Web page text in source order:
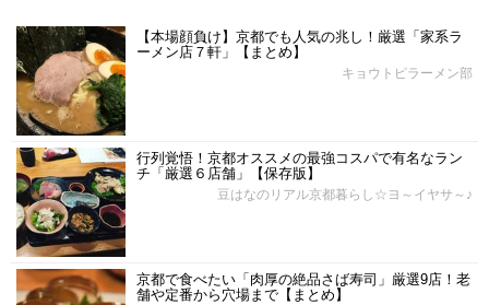
【本場顔負け】京都でも人気の兆し！厳選「家系ラ
ーメン店７軒」【まとめ】
キョウトピラーメン部
行列覚悟！京都オススメの最強コスパで有名なラン
チ「厳選６店舗」【保存版】
豆はなのリアル京都暮らし☆ヨ～イヤサ～♪
京都で食べたい「肉厚の絶品さば寿司」厳選9店！老
舗や定番から穴場まで【まとめ】